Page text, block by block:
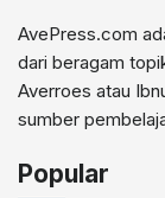
AvePress.com
dari beragam
Averroes atau
sumber
Popular